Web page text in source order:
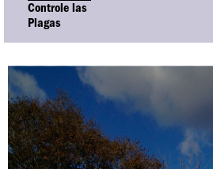
Controle las
Plagas